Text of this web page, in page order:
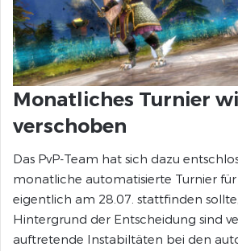
Monatliches Turnier
verschoben
Das PvP-Team hat sich dazu
monatliche automatisierte Turnier für
eigentlich am 28.07. stattfinden
Hintergrund der Entscheidung sind
auftretende Instabiltäten bei den